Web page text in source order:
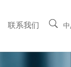
联系我们 中